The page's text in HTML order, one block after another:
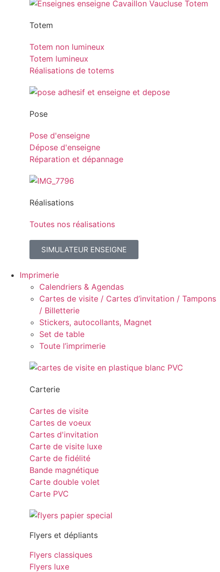
Totem
Totem non lumineux
Totem lumineux
Réalisations de totems
Pose
Pose d'enseigne
Dépose d'enseigne
Réparation et dépannage
Réalisations
Toutes nos réalisations
SIMULATEUR ENSEIGNE
Imprimerie
Calendriers & Agendas
Cartes de visite / Cartes d’invitation / Tampons
/ Billetterie
Stickers, autocollants, Magnet
Set de table
Toute l’imprimerie
Carterie
Cartes de visite
Cartes de voeux
Cartes d'invitation
Carte de visite luxe
Carte de fidélité
Bande magnétique
Carte double volet
Carte PVC
Flyers et dépliants
Flyers classiques
Flyers luxe